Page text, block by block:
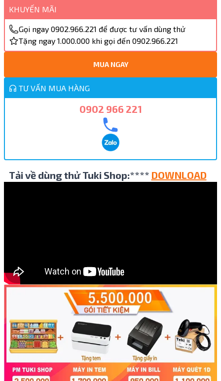
KHUYẾN MÃI
Gọi ngay 0902.966.221 để được tư vấn dùng thử
Tặng ngay 1.000.000 khi gọi đến 0902.966.221
MUA NGAY
TƯ VẤN MUA HÀNG
0902 966 221
Tải về dùng thử Tuki Shop:**** DOWNLOAD